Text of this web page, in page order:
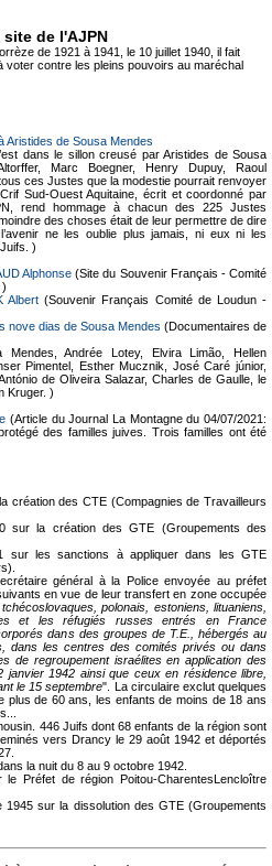
de l'AJPN
de 1921 à 1941, le 10 juillet 1940, il fait
contre les pleins pouvoirs au maréchal
Aristides de Sousa Mendes
dans le sillon creusé par Aristides de Sousa
Marc Boegner, Henry Dupuy, Raoul
ces Justes que la modestie pourrait renvoyer
Sud-Ouest Aquitaine, écrit et coordonné par
rend hommage à chacun des 225 Justes
des choses était de leur permettre de dire
ne les oublie plus jamais, ni eux ni les
)
Alphonse (Site du Souvenir Français - Comité
Albert (Souvenir Français Comité de Loudun -
nove dias de Sousa Mendes (Documentaires de
Andrée Lotey, Elvira Limão, Hellen
Pimentel, Esther Mucznik, José Caré júnior,
de Oliveira Salazar, Charles de Gaulle, le
Kruger. )
(Article du Journal La Montagne du 04/07/2021:
des familles juives. Trois familles ont été
création des CTE (Compagnies de Travailleurs
sur la création des GTE (Groupements des
sur les sanctions à appliquer dans les GTE
général à la Police envoyée au préfet
en vue de leur transfert en zone occupée
polonais, estoniens, lituaniens,
et les réfugiés russes entrés en France
dans des groupes de T.E., hébergés au
dans les centres des comités privés ou dans
de regroupement israélites en application des
1942 ainsi que ceux en résidence libre,
le 15 septembre". La circulaire exclut quelques
plus de 60 ans, les enfants de moins de 18 ans
446 Juifs dont 68 enfants de la région sont
vers Drancy le 29 août 1942 et déportés
la nuit du 8 au 9 octobre 1942.
Préfet de région Poitou-CharentesLencloître
1945 sur la dissolution des GTE (Groupements